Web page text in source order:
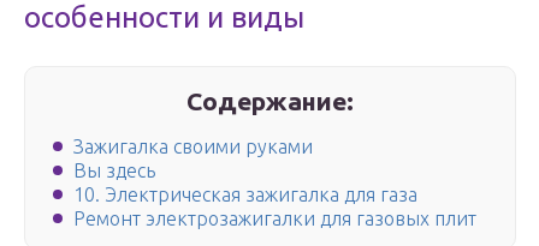
особенности и виды
Содержание:
Зажигалка своими руками
Вы здесь
10. Электрическая зажигалка для газа
Ремонт электрозажигалки для газовых плит